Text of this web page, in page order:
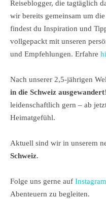
Reiseblogger, die tagtäglich
wir bereits gemeinsam um
findest du Inspiration und
vollgepackt mit unseren
und Empfehlungen. Erfahre
Nach unserer 2,5-jährigen
in die Schweiz ausgewandert
leidenschaftlich gern – ab
Heimatgefühl.
Aktuell sind wir in unserem
Schweiz.
Folge uns gerne auf Instagram
Abenteuern zu begleiten.